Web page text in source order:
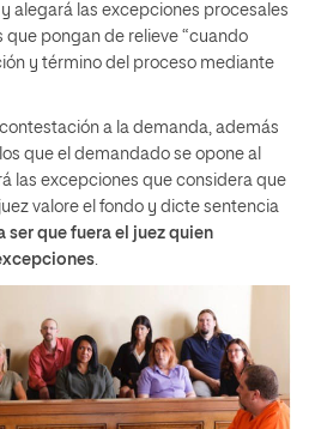
y alegará las excepciones procesales
pongan de relieve “cuando
y término del proceso mediante
a la demanda, además
que el demandado se opone al
las excepciones que considera que
valore el fondo y dicte sentencia
ser que fuera el juez quien